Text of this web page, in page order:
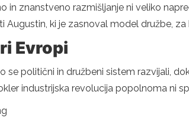
in znanstveno razmišljanje ni veliko
Augustin, ki je zasnoval model družbe,
Evropi
se politični in družbeni sistem razvijali,
industrijska revolucija popolnoma ni